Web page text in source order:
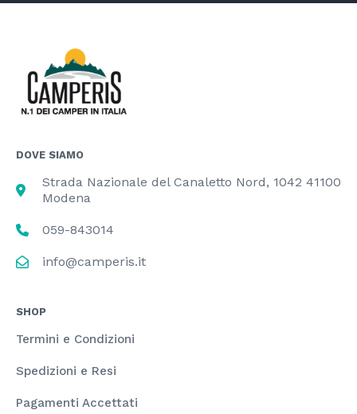
DOVE SIAMO
Strada Nazionale del Canaletto Nord, 1042 41100
Modena
059-843014
info@camperis.it
SHOP
Termini e Condizioni
Spedizioni e Resi
Pagamenti Accettati